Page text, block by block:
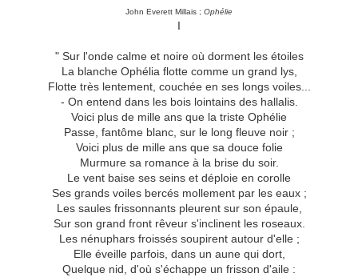
John Everett Millais ; Ophélie
I
" Sur l'onde calme et noire où dorment les étoiles
La blanche Ophélia flotte comme un grand lys,
Flotte très lentement, couchée en ses longs voiles...
- On entend dans les bois lointains des hallalis.
Voici plus de mille ans que la triste Ophélie
Passe, fantôme blanc, sur le long fleuve noir ;
Voici plus de mille ans que sa douce folie
Murmure sa romance à la brise du soir.
Le vent baise ses seins et déploie en corolle
Ses grands voiles bercés mollement par les eaux ;
Les saules frissonnants pleurent sur son épaule,
Sur son grand front rêveur s'inclinent les roseaux.
Les nénuphars froissés soupirent autour d'elle ;
Elle éveille parfois, dans un aune qui dort,
Quelque nid, d'où s'échappe un frisson d'aile :